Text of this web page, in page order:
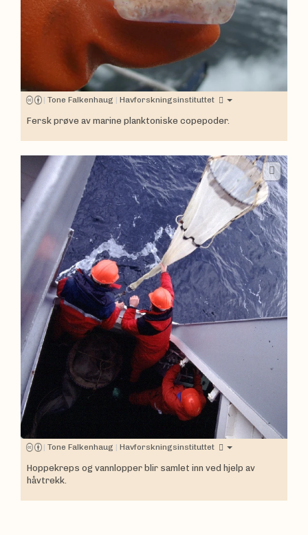
| Tone Falkenhaug | Havforskningsinstituttet
Fersk prøve av marine planktoniske copepoder.
| Tone Falkenhaug | Havforskningsinstituttet
Hoppekreps og vannlopper blir samlet inn ved hjelp av
håvtrekk.